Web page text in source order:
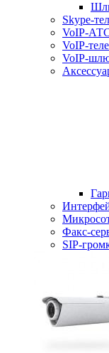
Skype-
VoIP-
VoIP-
VoIP-
Факс-
SIP-